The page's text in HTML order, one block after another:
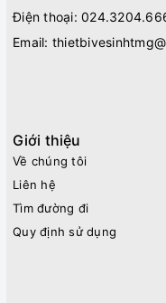
Điện thoại:
Email:
Giới thiệu
Về chúng tôi
Liên hệ
Tìm đường đi
Quy định sử dụng